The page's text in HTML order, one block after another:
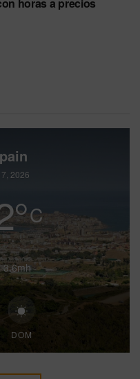
2026
°C
3.6mh
DOM